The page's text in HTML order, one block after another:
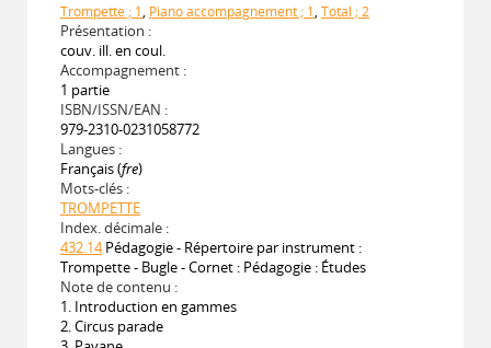
Trompette ; 1, Piano accompagnement ; 1, Total ; 2
Présentation :
couv. ill. en coul.
Accompagnement :
1 partie
ISBN/ISSN/EAN :
979-2310-0231058772
Langues :
Français (fre)
Mots-clés :
TROMPETTE
Index. décimale :
432.14 Pédagogie - Répertoire par instrument :
Trompette - Bugle - Cornet : Pédagogie : Études
Note de contenu :
1. Introduction en gammes
2. Circus parade